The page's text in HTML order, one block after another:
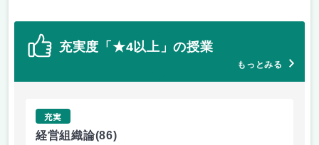
充実度「★4以上」の授業
もっとみる
充実
経営組織論(86)